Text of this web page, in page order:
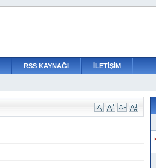
RSS KAYNAĞI İLETİŞİM